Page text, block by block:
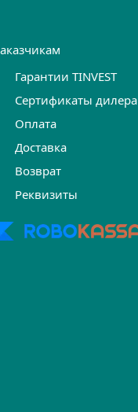
Гарантии TINVEST
Сертификаты дилера
Оплата
Доставка
Возврат
Реквизиты